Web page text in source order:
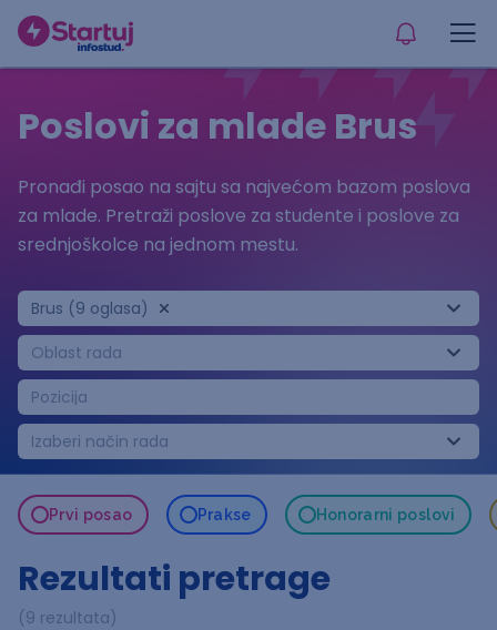
Poslovi za mlade Brus
Pronađi posao na sajtu sa najvećom bazom poslova
za mlade. Pretraži poslove za studente i poslove za
srednjoškolce na jednom mestu.
Brus (9 oglasa)
Oblast rada
Pozicija
Izaberi način rada
Prvi posao Prakse Honorarni poslovi
Rezultati pretrage
(9 rezultata)